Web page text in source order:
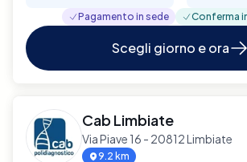
Pagamento in sede Conferma
Scegli giorno e ora
Cab Limbiate
Via Piave 16 - 20812 Limbiate
9.2 km